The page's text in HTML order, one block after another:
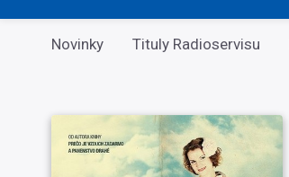
Kategorie
Novinky Tituly Radioservisu